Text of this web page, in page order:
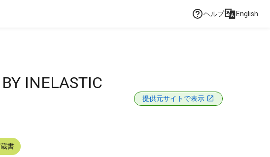
ヘルプ English
INELASTIC
提供元サイトで表示
書